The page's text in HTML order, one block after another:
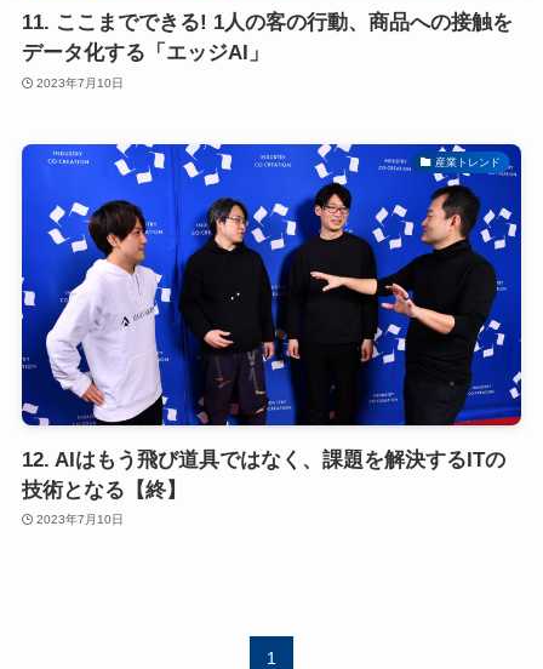
11. ここまでできる! 1人の客の行動、商品への接触を
データ化する「エッジAI」
2023年7月10日
産業トレンド
12. AIはもう飛び道具ではなく、課題を解決するITの
技術となる【終】
2023年7月10日
1